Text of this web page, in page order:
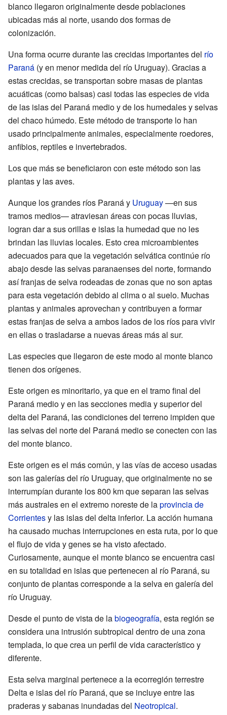
blanco llegaron originalmente desde poblaciones
ubicadas más al norte, usando dos formas de
colonización.
Una forma ocurre durante las crecidas importantes del río
Paraná (y en menor medida del río Uruguay). Gracias a
estas crecidas, se transportan sobre masas de plantas
acuáticas (como balsas) casi todas las especies de vida
de las islas del Paraná medio y de los humedales y selvas
del chaco húmedo. Este método de transporte lo han
usado principalmente animales, especialmente roedores,
anfibios, reptiles e invertebrados.
Los que más se beneficiaron con este método son las
plantas y las aves.
Aunque los grandes ríos Paraná y Uruguay—en sus
tramos medios— atraviesan áreas con pocas lluvias,
logran dar a sus orillas e islas la humedad que no les
brindan las lluvias locales. Esto crea microambientes
adecuados para que la vegetación selvática continúe río
abajo desde las selvas paranaenses del norte, formando
así franjas de selva rodeadas de zonas que no son aptas
para esta vegetación debido al clima o al suelo. Muchas
plantas y animales aprovechan y contribuyen a formar
estas franjas de selva a ambos lados de los ríos para vivir
en ellas o trasladarse a nuevas áreas más al sur.
Las especies que llegaron de este modo al monte blanco
tienen dos orígenes.
Este origen es minoritario, ya que en el tramo final del
Paraná medio y en las secciones media y superior del
delta del Paraná, las condiciones del terreno impiden que
las selvas del norte del Paraná medio se conecten con las
del monte blanco.
Este origen es el más común, y las vías de acceso usadas
son las galerías del río Uruguay, que originalmente no se
interrumpían durante los 800 km que separan las selvas
más australes en el extremo noreste de laprovincia de
Corrientesy las islas del delta inferior. La acción humana
ha causado muchas interrupciones en esta ruta, por lo que
el flujo de vida y genes se ha visto afectado.
Curiosamente, aunque el monte blanco se encuentra casi
en su totalidad en islas que pertenecen al río Paraná, su
conjunto de plantas corresponde a la selva en galería del
río Uruguay.
Desde el punto de vista de labiogeografía, esta región se
considera una intrusión subtropical dentro de una zona
templada, lo que crea un perfil de vida característico y
diferente.
Esta selva marginal pertenece a la ecorregión terrestre
Delta e islas del río Paraná, que se incluye entre las
praderas y sabanas inundadas del Neotropical.